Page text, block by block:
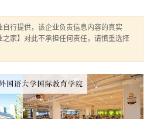
行提供，该企业负责信息内容的真实
家】对此不承担任何责任，请慎重选择